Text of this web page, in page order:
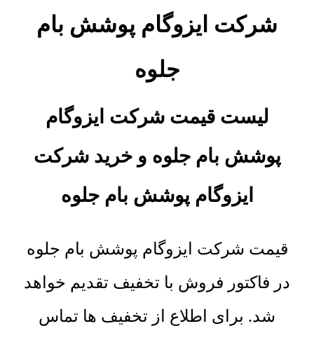
شرکت ایزوگام پوشش بام
جلوه
لیست قیمت شرکت ایزوگام
پوشش بام جلوه و خریدشرکت
ایزوگام پوشش بام جلوه
قیمت شرکت ایزوگام پوشش بام جلوه
در فاکتور فروش با تخفیف تقدیم خواهد
شد. برای اطلاع از تخفیف ها تماس